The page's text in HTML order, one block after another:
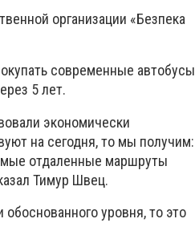
организации «Безпека
современные автобусы
5 лет.
экономически
на сегодня, то мы получим:
отдаленные маршруты
Тимур Швец.
уровня, то это